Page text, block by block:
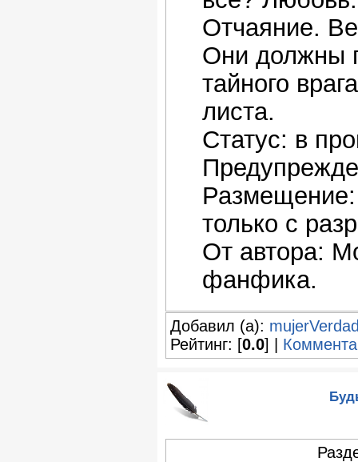
Отчаяние.
Они должны
тайного
листа.
Статус: в
только с
От автора:
фанфика.
Добавил (а):
Рейтинг: [0.0] |